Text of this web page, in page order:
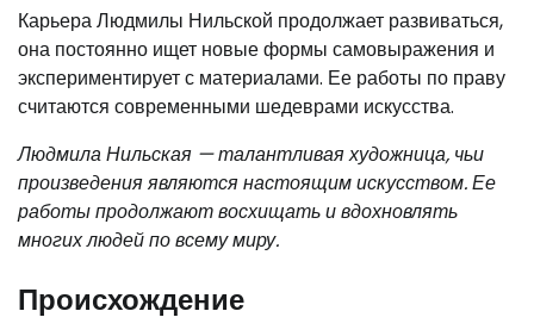
Карьера Людмилы Нильской продолжает развиваться,
она постоянно ищет новые формы самовыражения и
экспериментирует с материалами. Ее работы по праву
считаются современными шедеврами искусства.
Людмила Нильская — талантливая художница, чьи
произведения являются настоящим искусством. Ее
работы продолжают восхищать и вдохновлять
многих людей по всему миру.
Происхождение